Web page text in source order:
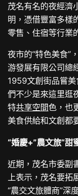
茂名有名的夜經濟
明，憑借豐富多樣
零售、住宿等行業
夜市的“特色美食”
游發展有限公司總
1959文創街品嘗
們不少是來這里逛
特共享空間色，也
美食供給和文創都
“婚慶+”農文旅“甜
近期，茂名市委副
上表示，茂名要拓
“農交文旅體商”深